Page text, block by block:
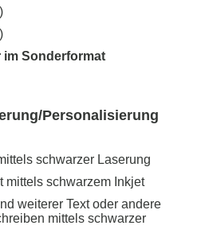
Sonderformat
Personalisierung
schwarzer Laserung
mittels schwarzem Inkjet
weiterer Text oder andere
mittels schwarzer